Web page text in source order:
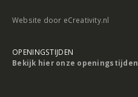
Website door eCreativity.nl
OPENINGSTIJDEN
Bekijk hier onze openingstijden